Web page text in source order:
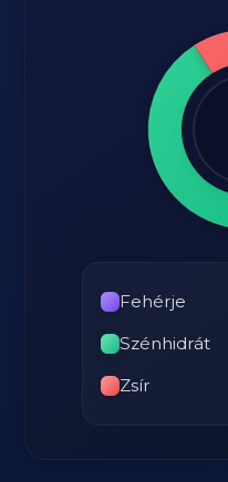
Fehérje
Szénhidrát
Zsír